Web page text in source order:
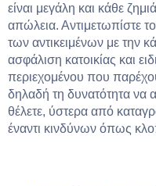
είναι μεγάλη και κάθε
απώλεια. Αντιμετωπίστε
των αντικειμένων με την
ασφάλιση κατοικίας και
περιεχομένου που
δηλαδή τη δυνατότητα να
θέλετε, ύστερα από
έναντι κινδύνων όπως